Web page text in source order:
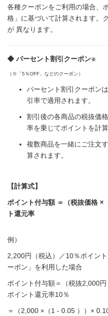
各種クーポンをご利用の場合、
格」に基づいて計算されます。
が 異なります。
◆ パーセント割引クーポン※
（※「5％OFF」などのクーポン）
パーセント割引クーポン
引率で適用されます。
割引後の各商品の税抜価
率を乗じてポイントを計算
複数商品を一緒にご注文
算されます。
【計算式】
ポイント付与額 ＝（税抜価格 ×
ト還元率
例）
2,200円（税込）／10％ポイン
ーポン」を利用した場合
ポイント付与額＝（税抜2,000
ポイント還元率10％
＝（2,000 ×（1 - 0.05 ））×